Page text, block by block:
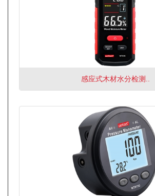
感应式木材水分检测..